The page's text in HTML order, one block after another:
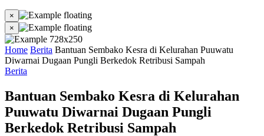
×
×
Home Berita Bantuan Sembako Kesra di Kelurahan Puuwatu
Diwarnai Dugaan Pungli Berkedok Retribusi Sampah
Berita
Bantuan Sembako Kesra di Kelurahan
Puuwatu Diwarnai Dugaan Pungli
Berkedok Retribusi Sampah